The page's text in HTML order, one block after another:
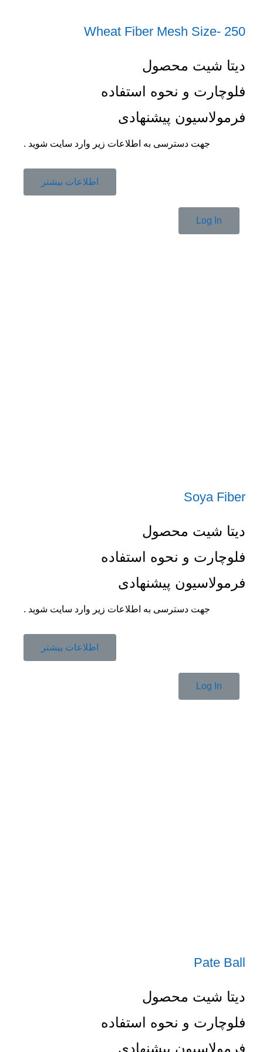
Wheat Fiber Mesh Size- 250
دیتا شیت محصول
فلوچارت و نحوه استفاده
فرمولاسیون پیشنهادی
جهت دسترسی به اطلاعات زیر وارد سایت شوید .
اطلاعات بیشتر
Log In
Soya Fiber
دیتا شیت محصول
فلوچارت و نحوه استفاده
فرمولاسیون پیشنهادی
جهت دسترسی به اطلاعات زیر وارد سایت شوید .
اطلاعات بیشتر
Log In
Pate Ball
دیتا شیت محصول
فلوچارت و نحوه استفاده
فرمولاسیون پیشنهادی